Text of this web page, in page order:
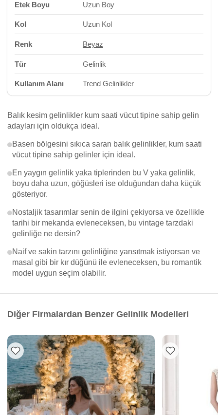
Etek Boyu Uzun Boy
Kol Uzun Kol
Renk Beyaz
Tür Gelinlik
Kullanım Alanı Trend Gelinlikler
Balık kesim gelinlikler kum saati vücut tipine sahip gelin
adayları için oldukça ideal.
Basen bölgesini sıkıca saran balık gelinlikler, kum saati
vücut tipine sahip gelinler için ideal.
En yaygın gelinlik yaka tiplerinden bu V yaka gelinlik,
boyu daha uzun, göğüsleri ise olduğundan daha küçük
gösteriyor.
Nostaljik tasarımlar senin de ilgini çekiyorsa ve özellikle
tarihi bir mekanda evleneceksen, bu vintage tarzdaki
gelinliğe ne dersin?
Naif ve sakin tarzını gelinliğine yansıtmak istiyorsan ve
masal gibi bir kır düğünü ile evleneceksen, bu romantik
model uygun seçim olabilir.
Diğer Firmalardan Benzer Gelinlik Modelleri